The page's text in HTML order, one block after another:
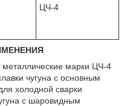
ЦЧ-4
марки ЦЧ-4
чугуна с основным
холодной сварки
с шаровидным